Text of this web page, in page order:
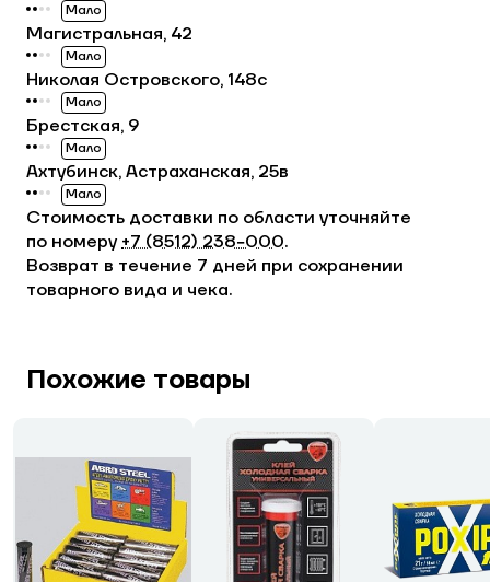
Стоимость доставки по области уточняйте
по номеру +7 (8512) 238−000.
Возврат в течение 7 дней при сохранении
товарного вида и чека.
Мало
Магистральная, 42
Мало
Николая Островского, 148с
Мало
Брестская, 9
Мало
Ахтубинск, Астраханская, 25в
Мало
Похожие товары